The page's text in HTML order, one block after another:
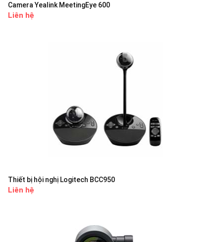
Camera Yealink MeetingEye 600
Liên hệ
Thiết bị hội nghị Logitech BCC950
Liên hệ